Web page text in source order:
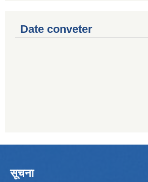
Date conveter
सूचना